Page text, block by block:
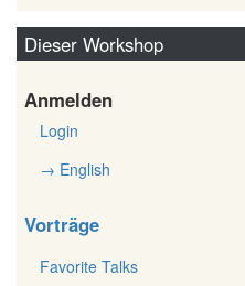
Dieser Workshop
Anmelden
Login
→ English
Vorträge
Favorite Talks